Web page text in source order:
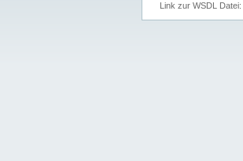
Link zur WSDL Datei: